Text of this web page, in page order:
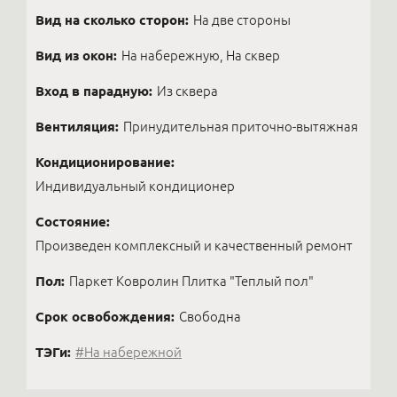
Вид на сколько сторон: На две стороны
Вид из окон: На набережную, На сквер
Вход в парадную: Из сквера
Вентиляция: Принудительная приточно-вытяжная
Кондиционирование:
Индивидуальный кондиционер
Состояние:
Произведен комплексный и качественный ремонт
Пол: Паркет Ковролин Плитка "Теплый пол"
Срок освобождения: Свободна
ТЭГи: #На набережной